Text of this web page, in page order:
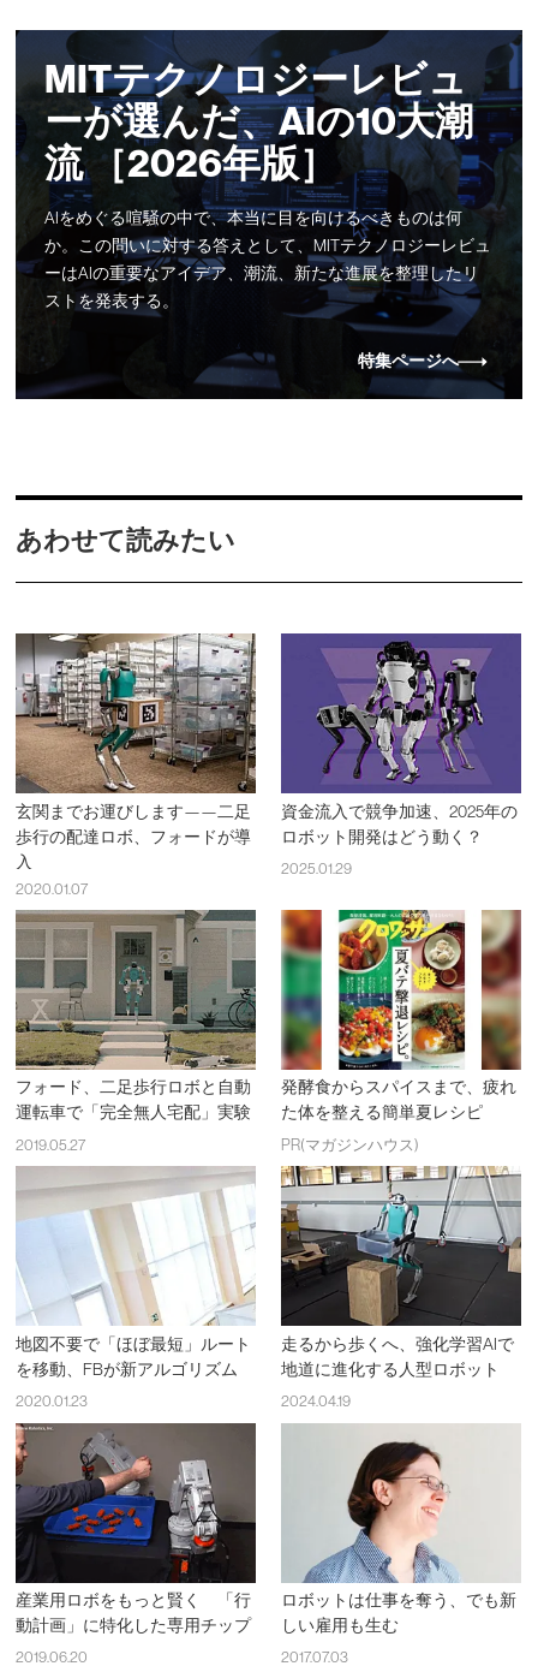
MITテクノロジーレビュ
ーが選んだ、AIの10大潮
流 ［2026年版］
AIをめぐる喧騒の中で、本当に目を向けるべきものは何
か。この問いに対する答えとして、MITテクノロジーレビュ
ーはAIの重要なアイデア、潮流、新たな進展を整理したリ
ストを発表する。
特集ページへ
あわせて読みたい
玄関までお運びします——二足
歩行の配達ロボ、フォードが導
入
2020.01.07
資金流入で競争加速、2025年の
ロボット開発はどう動く？
2025.01.29
フォード、二足歩行ロボと自動
運転車で「完全無人宅配」実験
2019.05.27
発酵食からスパイスまで、疲れ
た体を整える簡単夏レシピ
PR(マガジンハウス)
地図不要で「ほぼ最短」ルート
を移動、FBが新アルゴリズム
2020.01.23
走るから歩くへ、強化学習AIで
地道に進化する人型ロボット
2024.04.19
産業用ロボをもっと賢く 「行
動計画」に特化した専用チップ
2019.06.20
ロボットは仕事を奪う、でも新
しい雇用も生む
2017.07.03